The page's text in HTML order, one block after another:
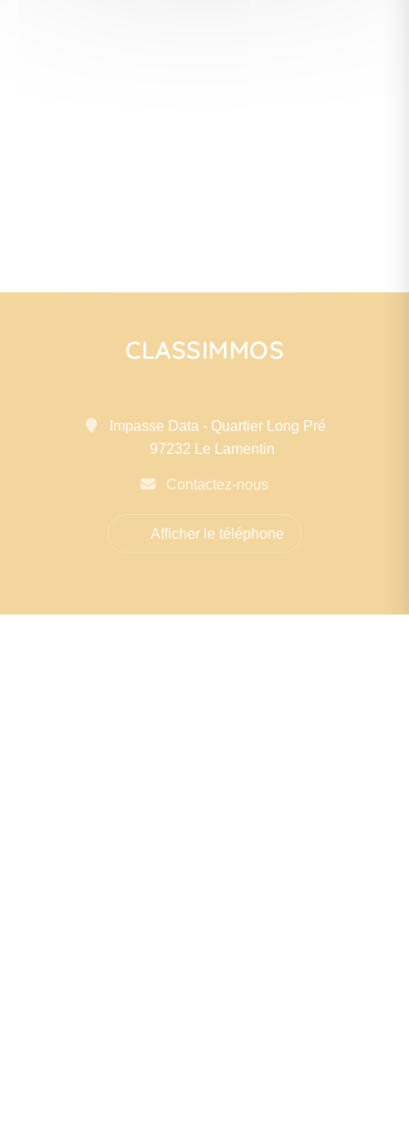
CLASSIMMOS
Impasse Data - Quartier Long Pré
97232 Le Lamentin
Contactez-nous
Afficher le téléphone